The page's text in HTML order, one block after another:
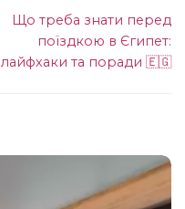
Що треба знати перед
поїздкою в Єгипет:
лайфхаки та поради 🇪🇬